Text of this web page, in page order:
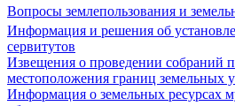
Вопросы землепользования и
Информация и решения об
сервитутов
Извещения о проведении собраний
местоположения границ земельных
Информация о земельных ресурсах